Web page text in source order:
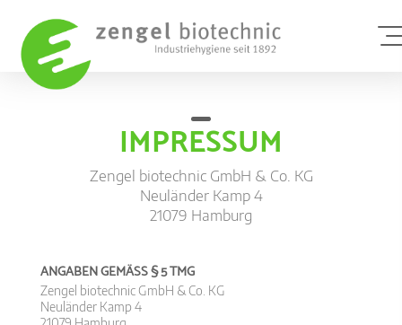
IMPRESSUM
Zengel biotechnic GmbH & Co. KG
Neuländer Kamp 4
21079 Hamburg
ANGABEN GEMÄSS § 5 TMG
Zengel biotechnic GmbH & Co. KG
Neuländer Kamp 4